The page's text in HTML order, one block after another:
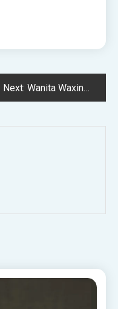
Next: Wanita Waxing di Klinik Kecantikan